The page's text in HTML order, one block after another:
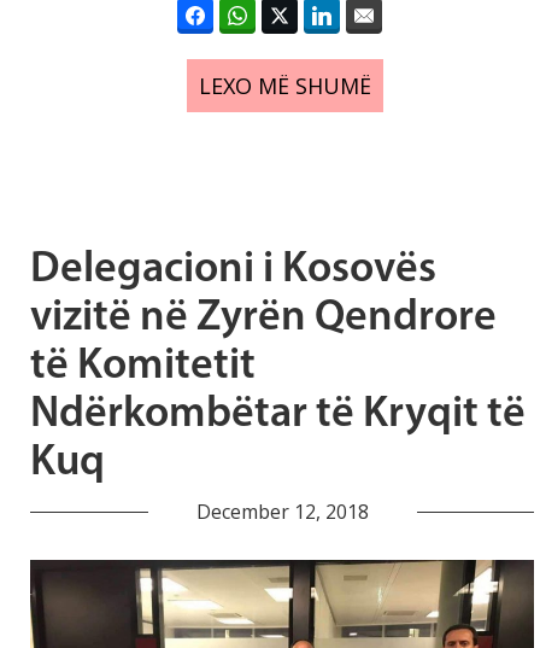
LEXO MË SHUMË
Delegacioni i Kosovës
vizitë në Zyrën Qendrore
të Komitetit
Ndërkombëtar të Kryqit të
Kuq
December 12, 2018